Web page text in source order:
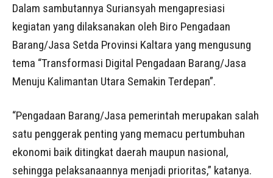
Dalam sambutannya Suriansyah mengapresiasi
kegiatan yang dilaksanakan oleh Biro Pengadaan
Barang/Jasa Setda Provinsi Kaltara yang mengusung
tema “Transformasi Digital Pengadaan Barang/Jasa
Menuju Kalimantan Utara Semakin Terdepan”.
“Pengadaan Barang/Jasa pemerintah merupakan salah
satu penggerak penting yang memacu pertumbuhan
ekonomi baik ditingkat daerah maupun nasional,
sehingga pelaksanaannya menjadi prioritas,” katanya.